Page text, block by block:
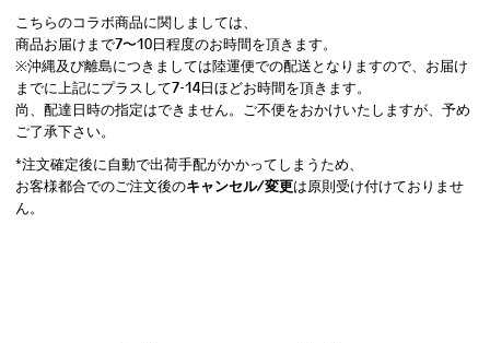
こちらのコラボ商品に関しましては、
商品お届けまで7〜10日程度のお時間を頂きます。
※沖縄及び離島につきましては陸運便での配送となりますので、お届け
までに上記にプラスして7-14日ほどお時間を頂きます。
尚、配達日時の指定はできません。ご不便をおかけいたしますが、予め
ご了承下さい。
*注文確定後に自動で出荷手配がかかってしまうため、
お客様都合でのご注文後のキャンセル/変更は原則受け付けておりませ
ん。